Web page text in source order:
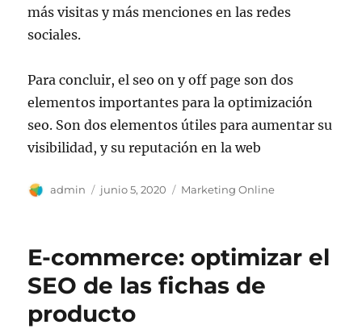
más visitas y más menciones en las redes
sociales.
Para concluir, el seo on y off page son dos
elementos importantes para la optimización
seo. Son dos elementos útiles para aumentar su
visibilidad, y su reputación en la web
Autor
admin
Publicado
junio 5, 2020 Categorías
Marketing Online
E-commerce: optimizar el
SEO de las fichas de
producto